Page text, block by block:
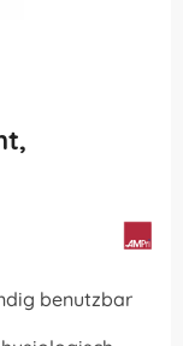
benutzbar